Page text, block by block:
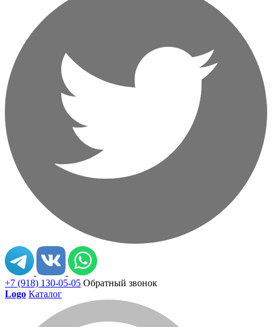
+7 (918) 130-05-05 Обратный звонок
Logo Каталог